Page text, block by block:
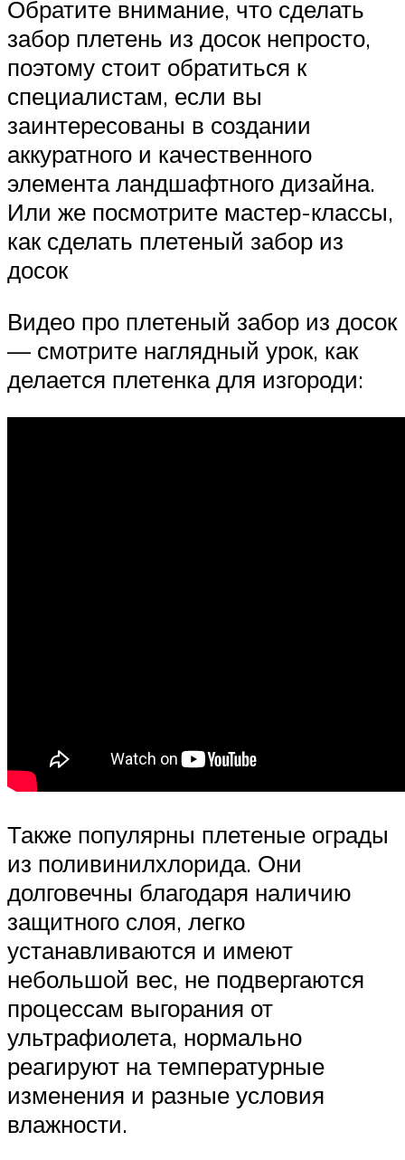
Обратите внимание, что сделать
забор плетень из досок непросто,
поэтому стоит обратиться к
специалистам, если вы
заинтересованы в создании
аккуратного и качественного
элемента ландшафтного дизайна.
Или же посмотрите мастер-классы,
как сделать плетеный забор из
досок
Видео про плетеный забор из досок
— смотрите наглядный урок, как
делается плетенка для изгороди:
Также популярны плетеные ограды
из поливинилхлорида. Они
долговечны благодаря наличию
защитного слоя, легко
устанавливаются и имеют
небольшой вес, не подвергаются
процессам выгорания от
ультрафиолета, нормально
реагируют на температурные
изменения и разные условия
влажности.